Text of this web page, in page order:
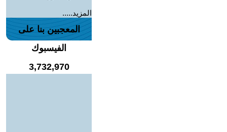
المزيد.....
المعجبين بنا على
الفيسبوك
3,732,970